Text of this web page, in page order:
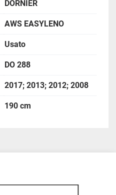
DORNIER
AWS EASYLENO
Usato
DO 288
2017; 2013; 2012; 2008
190 cm